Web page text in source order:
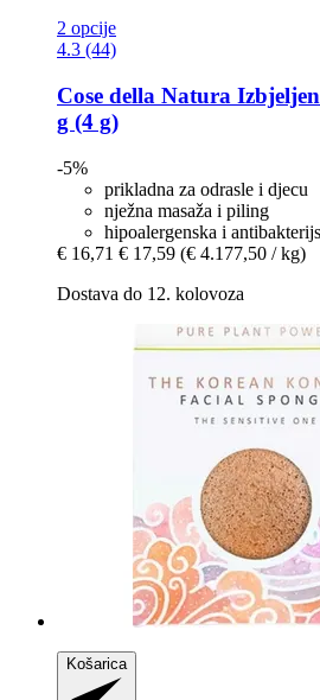
2 opcije
4.3 (44)
Cose della Natura
g (4 g)
-5%
prikladna za odrasle i djecu
nježna masaža i piling
hipoalergenska i
€ 16,71 € 17,59 (€ 4.177,50 / kg)
Dostava do 12. kolovoza
Košarica